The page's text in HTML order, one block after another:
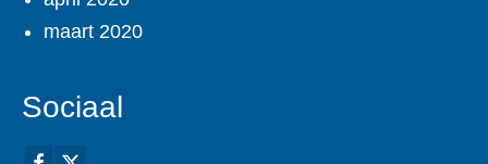
maart 2020
Sociaal